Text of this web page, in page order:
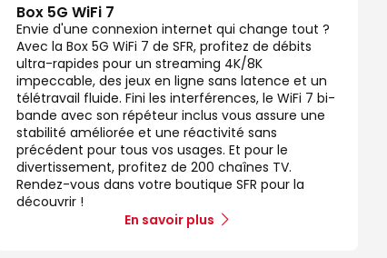
Box 5G WiFi 7
Envie d'une connexion internet qui change tout ?
Avec la Box 5G WiFi 7 de SFR, profitez de débits
ultra-rapides pour un streaming 4K/8K
impeccable, des jeux en ligne sans latence et un
télétravail fluide. Fini les interférences, le WiFi 7 bi-
bande avec son répéteur inclus vous assure une
stabilité améliorée et une réactivité sans
précédent pour tous vos usages. Et pour le
divertissement, profitez de 200 chaînes TV.
Rendez-vous dans votre boutique SFR pour la
découvrir !
En savoir plus